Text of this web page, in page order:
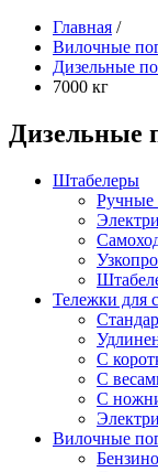
Главная /
Вилочные
Дизельные
7000 кг
Дизельные
Штабелеры
Ручные
Тележки для
С
С
С
Вилочные